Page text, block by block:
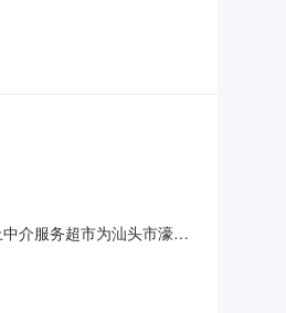
核金额选取中介服务机构
介服务超市为汕头市濠江
项目规模投资额